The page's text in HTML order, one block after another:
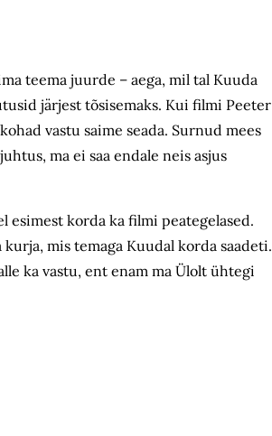
teema juurde – aega, mil tal Kuuda
järjest tõsisemaks. Kui filmi Peeter
vastu saime seada. Surnud mees
ma ei saa endale neis asjus
esimest korda ka filmi peategelased.
mis temaga Kuudal korda saadeti.
ka vastu, ent enam ma Ülolt ühtegi